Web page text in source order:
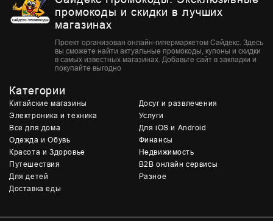
промокоды и скидки в лучших
магазинах
Проект организован онлайн-гипермаркетом Сайдекс. Здесь
вы сможете найти актуальные промокоды, купоны и скидки
в самых известных магазинах. Добавьте сайт в закладки и
покупайте выгодно
Категории
Китайские магазины
Электроника и техника
Все для дома
Одежда и Обувь
Красота и Здоровье
Путешествия
Для детей
Доставка еды
Досуг и развлечения
Услуги
Для iOS и Android
Финансы
Недвижимость
B2B онлайн сервисы
Разное